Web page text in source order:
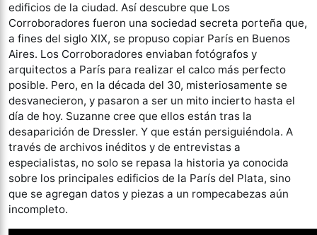
edificios de la ciudad. Así descubre que Los
Corroboradores fueron una sociedad secreta porteña que,
a fines del siglo XIX, se propuso copiar París en Buenos
Aires. Los Corroboradores enviaban fotógrafos y
arquitectos a París para realizar el calco más perfecto
posible. Pero, en la década del 30, misteriosamente se
desvanecieron, y pasaron a ser un mito incierto hasta el
día de hoy. Suzanne cree que ellos están tras la
desaparición de Dressler. Y que están persiguiéndola. A
través de archivos inéditos y de entrevistas a
especialistas, no solo se repasa la historia ya conocida
sobre los principales edificios de la París del Plata, sino
que se agregan datos y piezas a un rompecabezas aún
incompleto.